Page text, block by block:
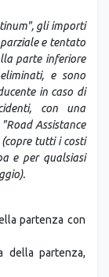
gli importi
e tentato
parte inferiore
e sono
in caso di
con una
Assistance
tutti i costi
e per qualsiasi
partenza con
della partenza,